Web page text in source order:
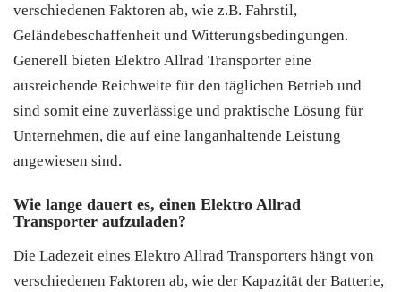
verschiedenen Faktoren ab, wie z.B. Fahrstil,
Geländebeschaffenheit und Witterungsbedingungen.
Generell bieten Elektro Allrad Transporter eine
ausreichende Reichweite für den täglichen Betrieb und
sind somit eine zuverlässige und praktische Lösung für
Unternehmen, die auf eine langanhaltende Leistung
angewiesen sind.
Wie lange dauert es, einen Elektro Allrad
Transporter aufzuladen?
Die Ladezeit eines Elektro Allrad Transporters hängt von
verschiedenen Faktoren ab, wie der Kapazität der Batterie,